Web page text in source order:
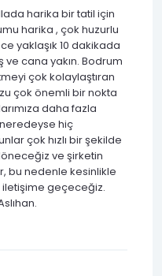
harika bir tatil için
harika , çok huzurlu
yaklaşık 10 dakikada
ve cana yakın. Bodrum
çok kolaylaştıran
çok önemli bir nokta
daha fazla
hiç
çok hızlı bir şekilde
ve şirketin
bu nedenle kesinlikle
iletişime geçeceğiz.